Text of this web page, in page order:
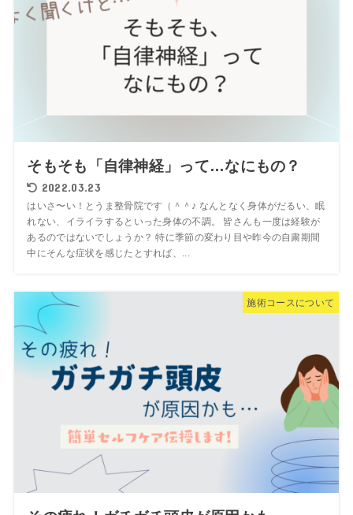
そもそも「自律神経」って…なにもの？
2022.03.23
はいさ〜い！とうま整骨院です（＾＾♪ なんとなく身体がだるい、眠
れない、イライラするといった身体の不調。 皆さんも一度は経験が
あるのではないでしょうか？ 特に季節の変わり目や昨今の自粛期間
中にそんな症状を感じたとすれば、...
施術コースについて